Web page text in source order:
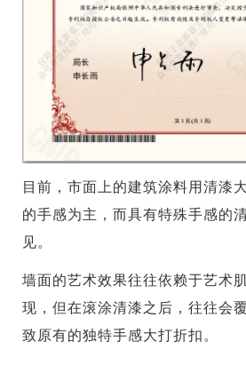
目前，市面上的建筑涂料用清漆
的手感为主，而具有特殊手感的
见。
墙面的艺术效果往往依赖于艺术
现，但在滚涂清漆之后，往往会
致原有的独特手感大打折扣。